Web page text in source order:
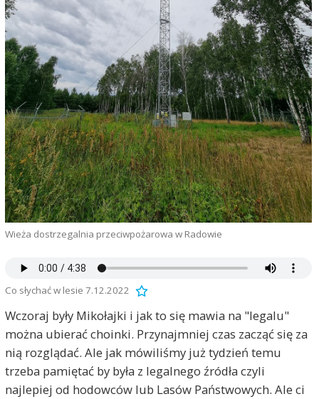
Wieża dostrzegalnia przeciwpożarowa w Radowie
Co słychać w lesie 7.12.2022
Wczoraj były Mikołajki i jak to się mawia na "legalu"
można ubierać choinki. Przynajmniej czas zacząć się za
nią rozglądać. Ale jak mówiliśmy już tydzień temu
trzeba pamiętać by była z legalnego źródła czyli
najlepiej od hodowców lub Lasów Państwowych. Ale ci